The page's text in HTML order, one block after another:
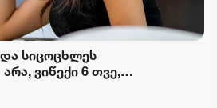
სიცოცხლეს
ვიწექი 6 თვე,
კვება, ფიზიკური მოძრაობა“